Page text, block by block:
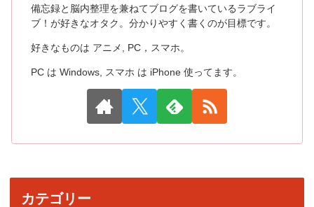
備忘録と脳内整理を兼ねてブログを書いているラブライ
ブ！が好きなオタク。分かりやすく書くのが目標です。
好きなものは アニメ, PC，スマホ。
PC は Windows, スマホ は iPhone 使ってます。
カテゴリー